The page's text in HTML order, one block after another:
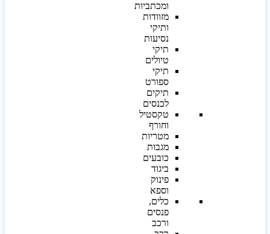
ומכתביות
מזוודות
ותיקי
נסיעות
תיקי
טיולים
תיקי
ספורט
תיקים
לכנסים
טקסטיל
וחורף
מטריות
מגבות
כובעים
ביגוד
פינוק
וספא
כלים,
פנסים
ורכב